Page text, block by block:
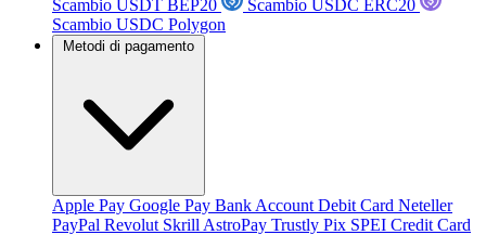
Scambio USDT BEP20
Scambio USDC ERC20
Scambio USDC Polygon
Metodi di pagamento
Apple Pay Google Pay Bank Account Debit Card Neteller
PayPal Revolut Skrill AstroPay Trustly Pix SPEI Credit Card